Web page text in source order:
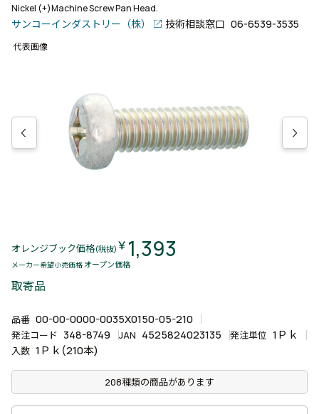
Nickel (+)Machine Screw Pan Head.
サンコーインダストリー（株） 技術相談窓口 06-6539-3535
代表画像
オレンジブック価格(税抜) ￥ 1,393
メーカー希望小売価格 オープン価格
取寄品
品番 00-00-0000-0035X0150-05-210
発注コード 348-8749 JAN 4525824023135 発注単位 1Ｐｋ
入数 1Ｐｋ(210本)
208種類の商品があります